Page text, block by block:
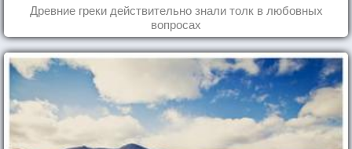
Древние греки действительно знали толк в любовных
вопросах